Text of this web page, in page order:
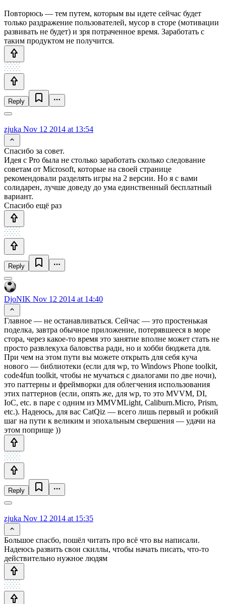
Повторюсь — тем путем, которым вы идете сейчас будет
только раздражение пользователей, мусор в сторе (мотивации
развивать не будет) и зря потраченное время. Заработать с
таким продуктом не получится.
Reply
zjuka Nov 12 2014 at 13:54
Спасибо за совет.
Идея с Pro была не столько заработать сколько следование
советам от Microsoft, которые на своей странице
рекомендовали разделять игры на 2 версии. Но я с вами
солидарен, лучше доведу до ума единственный бесплатный
вариант.
Спасибо ещё раз
Reply
DjoNIK Nov 12 2014 at 14:40
Главное — не останавливаться. Сейчас — это простенькая
поделка, завтра обычное приложение, потерявшееся в море
стора, через какое-то время это занятие вполне может стать не
просто развлекуха баловства ради, но и хобби бюджета для.
При чем на этом пути вы можете открыть для себя куча
нового — библиотеки (если для wp, то Windows Phone toolkit,
code4fun toolkit, чтобы не мучаться с диалогами по две ночи),
это паттерны и фреймворки для облегчения использования
этих паттернов (если, опять же, для wp, то это MVVM, DI,
IoC, etc. в паре с одним из MMVMLight, Caliburn.Micro, Prism,
etc.). Надеюсь, для вас CatQiz — всего лишь первый и робкий
шаг на пути к великим и эпохальным свершения — удачи на
этом поприще ))
Reply
zjuka Nov 12 2014 at 15:35
Большое спасбо, пошёл читать про всё что вы написали.
Надеюсь развить свои скиллы, чтобы начать писать, что-то
действительно нужное людям